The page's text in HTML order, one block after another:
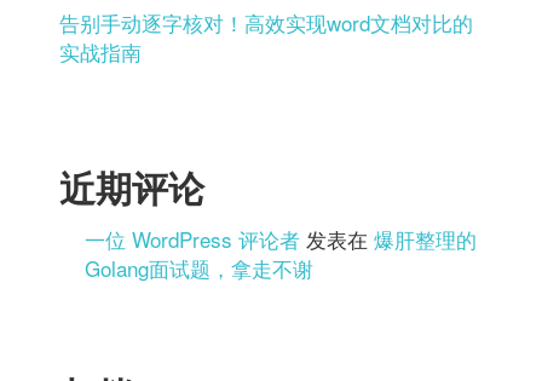
告别手动逐字核对！高效实现word文档对比的
实战指南
近期评论
一位 WordPress 评论者 发表在爆肝整理的
Golang面试题，拿走不谢